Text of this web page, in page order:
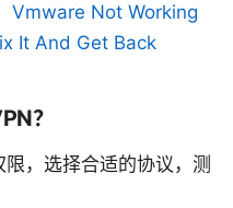
Vmware Not Working
It And Get Back
？
，选择合适的协议，测